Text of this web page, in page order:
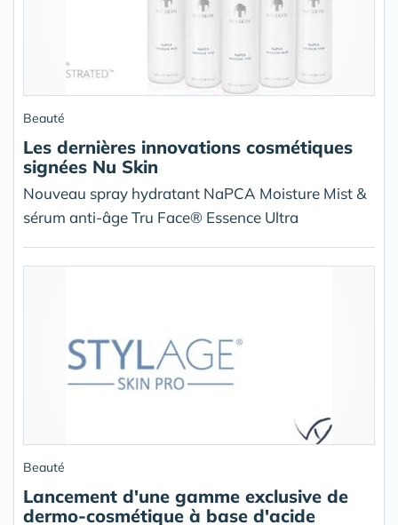
Beauté
Les dernières innovations cosmétiques
signées Nu Skin
Nouveau spray hydratant NaPCA Moisture Mist &
sérum anti-âge Tru Face® Essence Ultra
Beauté
Lancement d'une gamme exclusive de
dermo-cosmétique à base d'acide